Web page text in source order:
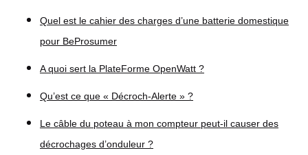
Quel est le cahier des charges d’une batterie domestique
pour BeProsumer
A quoi sert la PlateForme OpenWatt ?
Qu’est ce que « Décroch-Alerte » ?
Le câble du poteau à mon compteur peut-il causer des
décrochages d’onduleur ?